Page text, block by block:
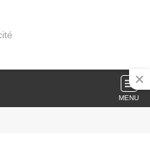
MENU